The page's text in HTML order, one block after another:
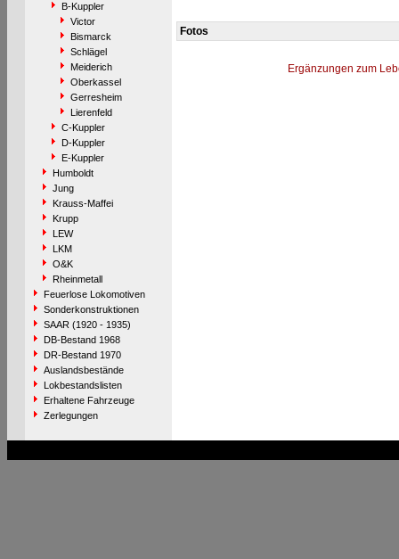
B-Kuppler
Victor
Bismarck
Schlägel
Meiderich
Oberkassel
Gerresheim
Lierenfeld
C-Kuppler
D-Kuppler
E-Kuppler
Humboldt
Jung
Krauss-Maffei
Krupp
LEW
LKM
O&K
Rheinmetall
Feuerlose Lokomotiven
Sonderkonstruktionen
SAAR (1920 - 1935)
DB-Bestand 1968
DR-Bestand 1970
Auslandsbestände
Lokbestandslisten
Erhaltene Fahrzeuge
Zerlegungen
Fotos
Ergänzungen zum